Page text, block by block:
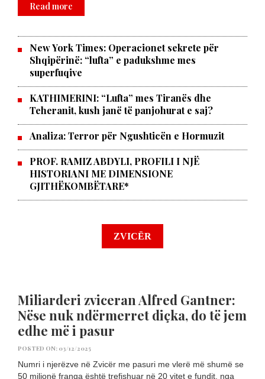
Read more
New York Times: Operacionet sekrete për
Shqipërinë: “lufta” e padukshme mes
superfuqive
KATHIMERINI: “Lufta” mes Tiranës dhe
Teheranit, kush janë të panjohurat e saj?
Analiza: Terror për Ngushticën e Hormuzit
PROF. RAMIZ ABDYLI, PROFILI I NJË
HISTORIANI ME DIMENSIONE
GJITHËKOMBËTARE*
ZVICËR
Miliarderi zviceran Alfred Gantner:
Nëse nuk ndërmerret diçka, do të jem
edhe më i pasur
POSTED ON: 03/12/2025
Numri i njerëzve në Zvicër me pasuri me vlerë më shumë se
50 milionë franga është trefishuar në 20 vitet e fundit, nga